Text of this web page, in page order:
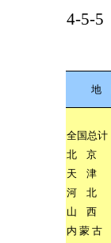
4-5-5
地
全国总计
北
京
天
津
河
北
山
西
内 蒙 古